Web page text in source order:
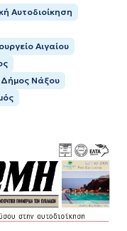
Αυτοδιοίκηση
Αιγαίου
Δήμος Νάξου